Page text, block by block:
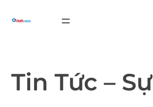
Tin Tức – Sự